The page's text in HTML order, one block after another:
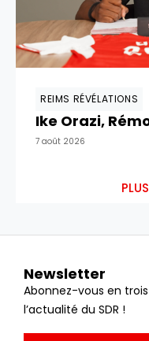
REIMS RÉVÉLATIONS
Ike Orazi,
7 août 2026
Newsletter
Abonnez-vous en
l’actualité du SDR !